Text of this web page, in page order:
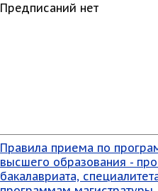
Предписаний нет
Правила приема по
высшего образования -
бакалавриата,